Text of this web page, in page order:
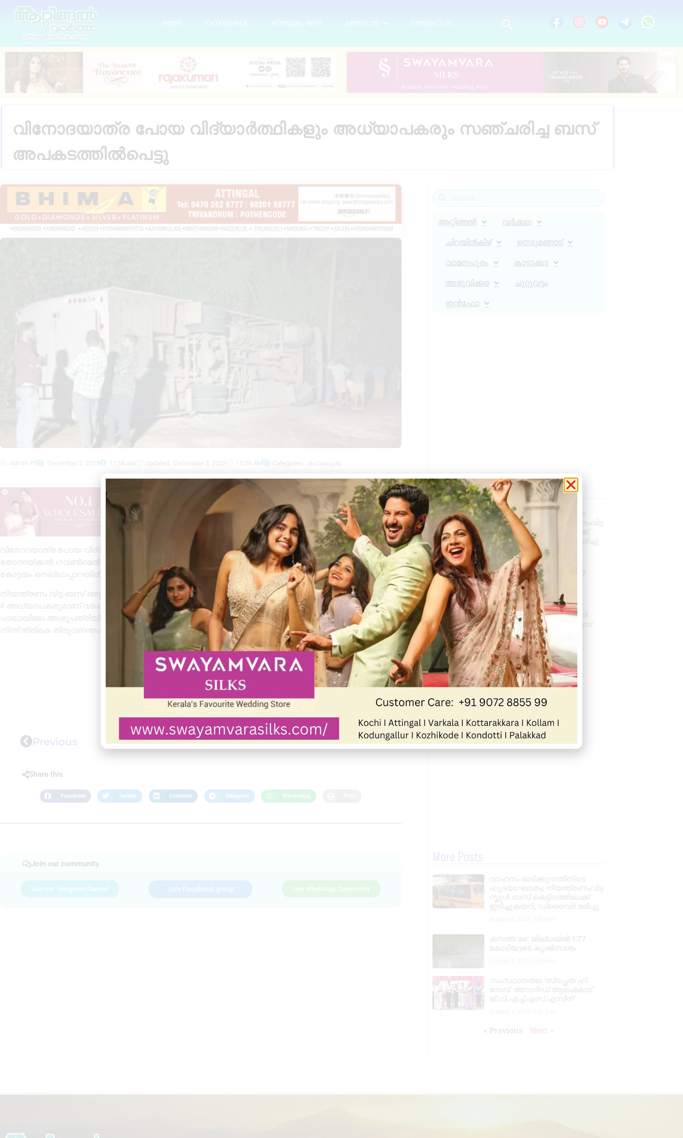
HOME CATEGORIES ATTINGAL INFO ABOUT US CONTACT US
വിനോദയാത്ര പോയ വിദ്യാർത്ഥികളും അധ്യാപകരും സഞ്ചരിച്ച ബസ്
അപകടത്തിൽപെട്ടു
Admin YS December 3, 2025 11:58 am Updated : December 3, 2025 11:58 AM Categories : മംഗലപുരം
വിനോദയാത്ര പോയ വിദ്യാർത്ഥികളും അധ്യാപകരും സഞ്ചരിച്ച ബസ് അപകടത്തിൽപെട്ടു.
തോന്നയ്ക്കൽ ഗവൺമെൻ്റ് ഹയർ സെക്കൻ്ററി സ്‌കൂളിലെ വിദ്യാർത്ഥികൾ സഞ്ചരിച്ച ബസാണ്
കോട്ടയം നെല്ലാപ്പാറയിൽ വച്ച് അപകടത്തിൽപെട്ടത്.
നിയന്ത്രണം വിട്ട ബസ് ഒരു വശത്തേക്ക് മറിഞ്ഞാണ് അപകടത്തിൽപെട്ടത്. അപകട സമയത്ത് 42 കുട്ടികളും
4 അധ്യാപകരുമാണ് വാഹനത്തിൽ ഉണ്ടായിരുന്നതെന്നാണ് റിപ്പോർട്ട്‌. പരിക്കേറ്റ വിദ്യാർത്ഥികളെ
പാലായിലെ അശുപത്രിയിൽ പ്രവേശിപ്പിച്ചു. ആരുടെയും പരിക്ക് ഗുരുതരമല്ലെന്നാണ് വിവരം. മൂന്നാറിൽ
നിന്ന് തിരികെ തിരുവനന്തപുരത്തേക്ക് മടങ്ങുമ്പോഴാണ് അപകടം സംഭവിച്ചത്
Previous Next
Share this
Facebook Twitter LinkedIn Telegram WhatsApp
Join our community
Join our Telegram Channel Join Facebook group Join WhatsApp Community
ആറ്റിങ്ങൽ വർക്കല
ചിറയിൻകീഴ് നെടുമങ്ങാട്
വാമനപുരം കാട്ടാക്കട
അരുവിക്കര ചുറ്റുവട്ടം
ഇൻഫോ
Kerala News
വാഹനം ഓടിക്കുന്നതിനിടെ
ഹൃദയാഘാതം; നിയന്ത്രണംവിട്ട
സ്കൂൾ ബസ് കെട്ടിടത്തിലേക്ക്
ഇടിച്ചുകയറി, ഡ്രൈവർ മരിച്ചു
August 5, 2026 7:39 pm
കനത്ത മഴ: ജില്ലയിൽ 1.77
കോടിയുടെ കൃഷിനാശം
August 5, 202611:34 am
സംസ്ഥാനതല ‘സ്വച്ഛത ഹി
സേവ’ അവാർഡ് ആലംകോട്
ജി.വി.എച്ച്.എസ്.എസിന്
August 4, 2026 6:01 pm
« Previous Next »
More Posts
വാഹനം ഓടിക്കുന്നതിനിടെ
ഹൃദയാഘാതം; നിയന്ത്രണംവിട്ട
സ്കൂൾ ബസ് കെട്ടിടത്തിലേക്ക്
ഇടിച്ചുകയറി, ഡ്രൈവർ മരിച്ചു
കനത്ത മഴ: ജില്ലയിൽ 1.77
കോടിയുടെ കൃഷിനാശം
സംസ്ഥാനതല ‘സ്വച്ഛത ഹി
സേവ’ അവാർഡ് ആലംകോട്
ജി.വി.എച്ച്.എസ്.എസിന്
« Previous Next »